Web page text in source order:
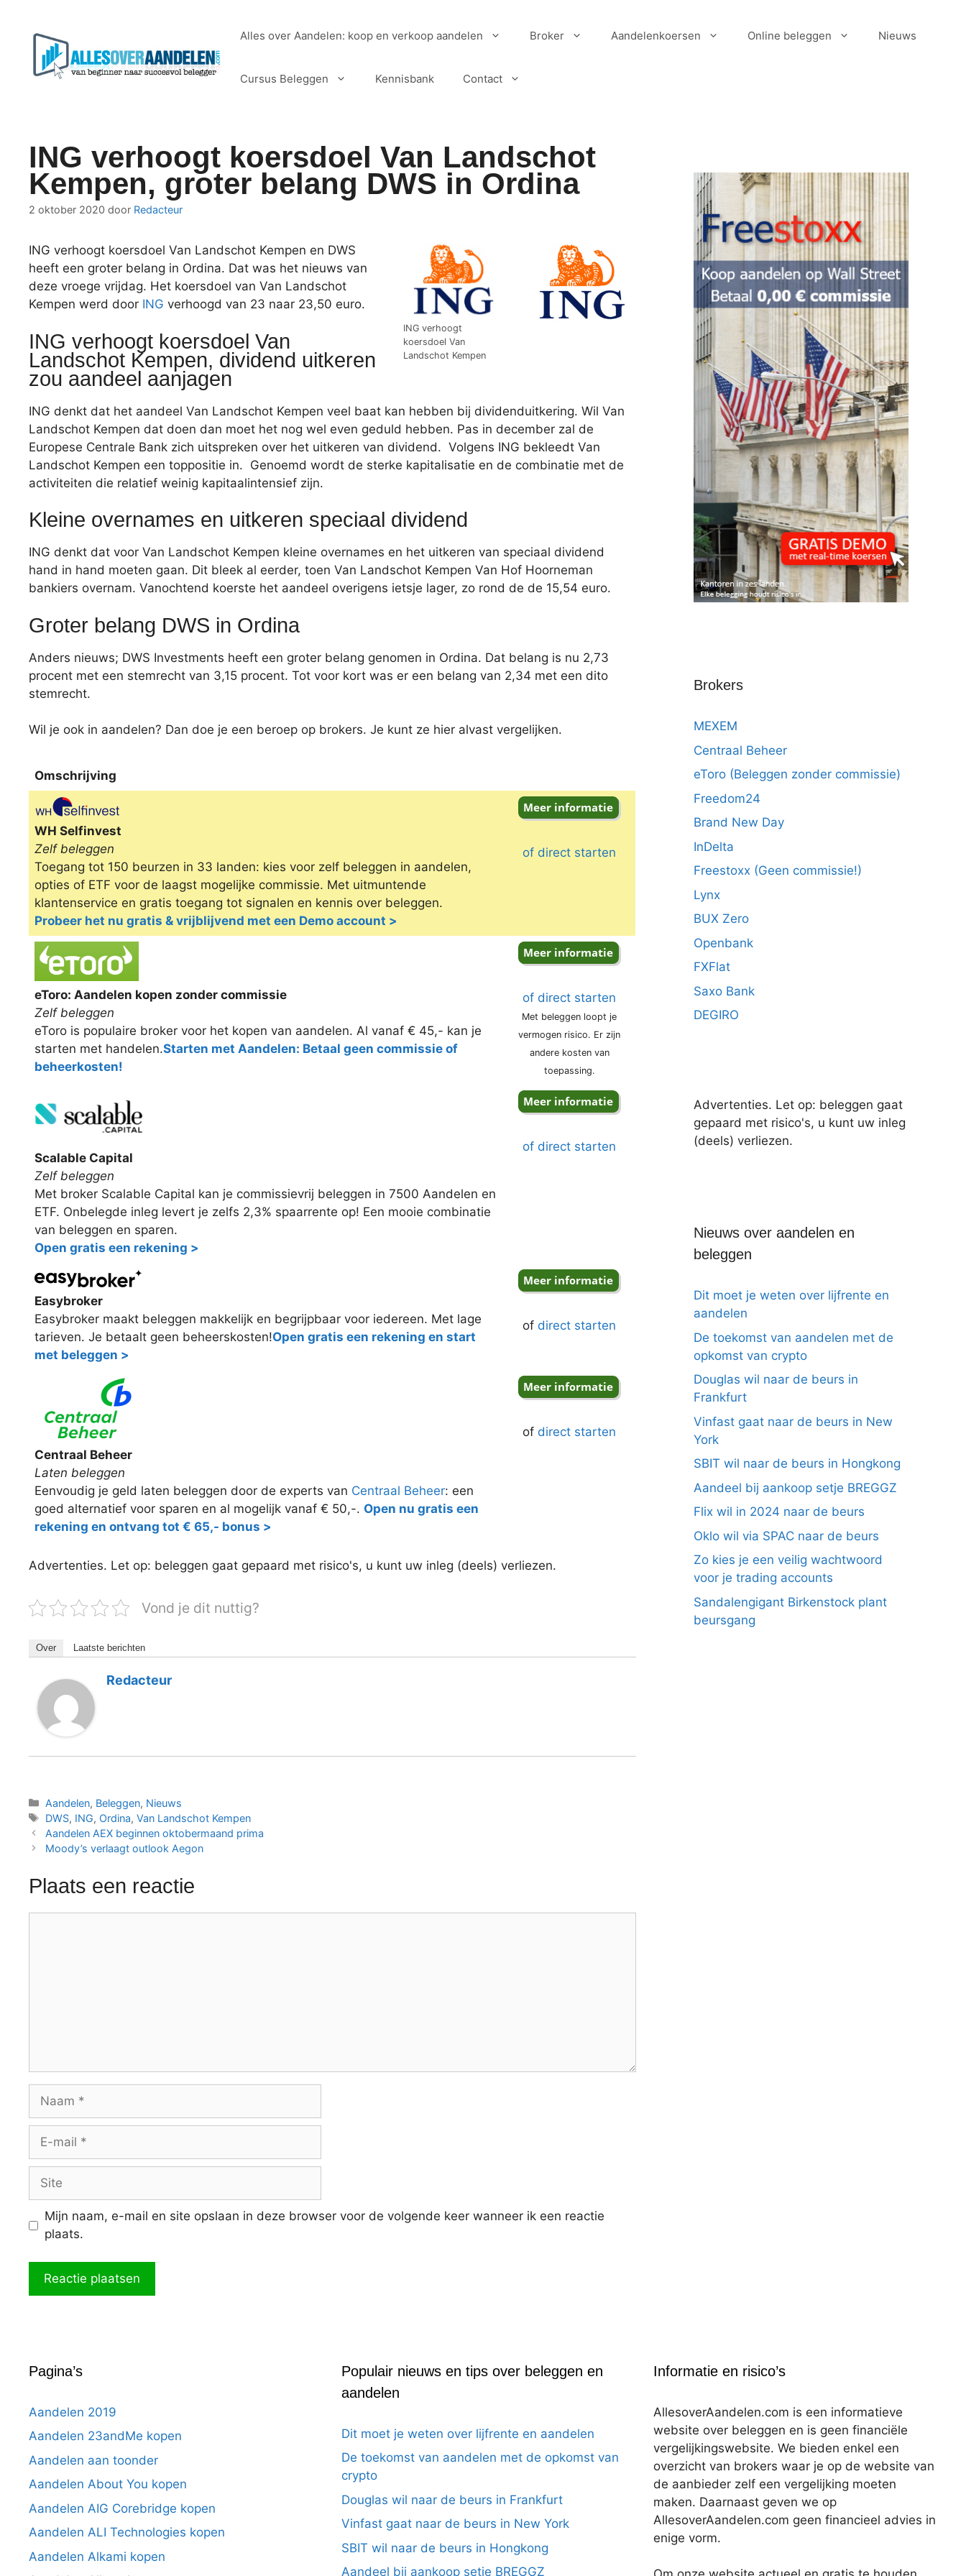
Alles over Aandelen: koop en verkoop aandelen Broker Aandelenkoersen Online beleggen Nieuws
Cursus Beleggen Kennisbank Contact
ING verhoogt koersdoel Van Landschot
Kempen, groter belang DWS in Ordina
2 oktober 2020 door Redacteur
ING verhoogt
koersdoel Van
Landschot Kempen
ING verhoogt koersdoel Van Landschot Kempen en DWS
heeft een groter belang in Ordina. Dat was het nieuws van
deze vroege vrijdag. Het koersdoel van Van Landschot
Kempen werd door ING verhoogd van 23 naar 23,50 euro.
ING verhoogt koersdoel Van
Landschot Kempen, dividend uitkeren
zou aandeel aanjagen
ING denkt dat het aandeel Van Landschot Kempen veel baat kan hebben bij dividenduitkering. Wil Van
Landschot Kempen dat doen dan moet het nog wel even geduld hebben. Pas in december zal de
Europese Centrale Bank zich uitspreken over het uitkeren van dividend. Volgens ING bekleedt Van
Landschot Kempen een toppositie in. Genoemd wordt de sterke kapitalisatie en de combinatie met de
activiteiten die relatief weinig kapitaalintensief zijn.
Kleine overnames en uitkeren speciaal dividend
ING denkt dat voor Van Landschot Kempen kleine overnames en het uitkeren van speciaal dividend
hand in hand moeten gaan. Dit bleek al eerder, toen Van Landschot Kempen Van Hof Hoorneman
bankiers overnam. Vanochtend koerste het aandeel overigens ietsje lager, zo rond de de 15,54 euro.
Groter belang DWS in Ordina
Anders nieuws; DWS Investments heeft een groter belang genomen in Ordina. Dat belang is nu 2,73
procent met een stemrecht van 3,15 procent. Tot voor kort was er een belang van 2,34 met een dito
stemrecht.
Wil je ook in aandelen? Dan doe je een beroep op brokers. Je kunt ze hier alvast vergelijken.
Omschrijving
Omschrijving
WH Selfinvest
Zelf beleggen
Toegang tot 150 beurzen in 33 landen: kies voor zelf beleggen in aandelen,
opties of ETF voor de laagst mogelijke commissie. Met uitmuntende
klantenservice en gratis toegang tot signalen en kennis over beleggen.
Probeer het nu gratis & vrijblijvend met een Demo account >
of direct starten
eToro: Aandelen kopen zonder commissie
Zelf beleggen
eToro is populaire broker voor het kopen van aandelen. Al vanaf € 45,- kan je
starten met handelen.Starten met Aandelen: Betaal geen commissie of
beheerkosten!
of direct starten
Met beleggen loopt je
vermogen risico. Er zijn
andere kosten van
toepassing.
Scalable Capital
Zelf beleggen
Met broker Scalable Capital kan je commissievrij beleggen in 7500 Aandelen en
ETF. Onbelegde inleg levert je zelfs 2,3% spaarrente op! Een mooie combinatie
van beleggen en sparen.
Open gratis een rekening >
of direct starten
Easybroker
Easybroker maakt beleggen makkelijk en begrijpbaar voor iedereen. Met lage
tarieven. Je betaalt geen beheerskosten!Open gratis een rekening en start
met beleggen >
of direct starten
Centraal Beheer
Laten beleggen
Eenvoudig je geld laten beleggen door de experts van Centraal Beheer: een
goed alternatief voor sparen en al mogelijk vanaf € 50,-. Open nu gratis een
rekening en ontvang tot € 65,- bonus >
of direct starten
Advertenties. Let op: beleggen gaat gepaard met risico's, u kunt uw inleg (deels) verliezen.
Vond je dit nuttig?
Over Laatste berichten
Redacteur
Categorieën
Aandelen, Beleggen, Nieuws
Tags
DWS, ING, Ordina,Van Landschot Kempen
Aandelen AEX beginnen oktobermaand prima
Moody’s verlaagt outlook Aegon
Plaats een reactie
Naam
Site
Mijn naam, e-mail en site opslaan in deze browser voor de volgende keer wanneer ik een reactie
plaats.
Brokers
MEXEM
Centraal Beheer
eToro (Beleggen zonder commissie)
Freedom24
Brand New Day
InDelta
Freestoxx (Geen commissie!)
Lynx
BUX Zero
Openbank
FXFlat
Saxo Bank
DEGIRO
Advertenties. Let op: beleggen gaat
gepaard met risico's, u kunt uw inleg
(deels) verliezen.
Nieuws over aandelen en
beleggen
Dit moet je weten over lijfrente en
aandelen
De toekomst van aandelen met de
opkomst van crypto
Douglas wil naar de beurs in
Frankfurt
Vinfast gaat naar de beurs in New
York
SBIT wil naar de beurs in Hongkong
Aandeel bij aankoop setje BREGGZ
Flix wil in 2024 naar de beurs
Oklo wil via SPAC naar de beurs
Zo kies je een veilig wachtwoord
voor je trading accounts
Sandalengigant Birkenstock plant
beursgang
Pagina’s
Aandelen 2019
Aandelen 23andMe kopen
Aandelen aan toonder
Aandelen About You kopen
Aandelen AIG Corebridge kopen
Aandelen ALI Technologies kopen
Aandelen Alkami kopen
Populair nieuws en tips over beleggen en
aandelen
Dit moet je weten over lijfrente en aandelen
De toekomst van aandelen met de opkomst van
crypto
Douglas wil naar de beurs in Frankfurt
Vinfast gaat naar de beurs in New York
SBIT wil naar de beurs in Hongkong
Aandeel bij aankoop setje BREGGZ
Informatie en risico’s
AllesoverAandelen.com is een informatieve
website over beleggen en is geen financiële
vergelijkingswebsite. We bieden enkel een
overzicht van brokers waar je op de website van
de aanbieder zelf een vergelijking moeten
maken. Daarnaast geven we op
AllesoverAandelen.com geen financieel advies in
enige vorm.